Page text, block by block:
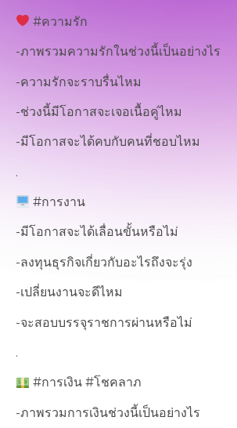
#ความรัก
-ภาพรวมความรักในช่วงนี้เป็นอย่างไร
-ความรักจะราบรื่นไหม
-ช่วงนี้มีโอกาสจะเจอเนื้อคู่ไหม
-มีโอกาสจะได้คบกับคนที่ชอบไหม
.
#การงาน
-มีโอกาสจะได้เลื่อนขั้นหรือไม่
-ลงทุนธุรกิจเกี่ยวกับอะไรถึงจะรุ่ง
-เปลี่ยนงานจะดีไหม
-จะสอบบรรจุราชการผ่านหรือไม่
.
#การเงิน #โชคลาภ
-ภาพรวมการเงินช่วงนี้เป็นอย่างไร